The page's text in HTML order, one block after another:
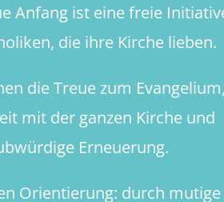
Anfang ist eine freie
die ihre Kirche lieben.
die Treue zum Evangelium,
mit der ganzen Kirche und
Erneuerung.
Orientierung: durch mutige